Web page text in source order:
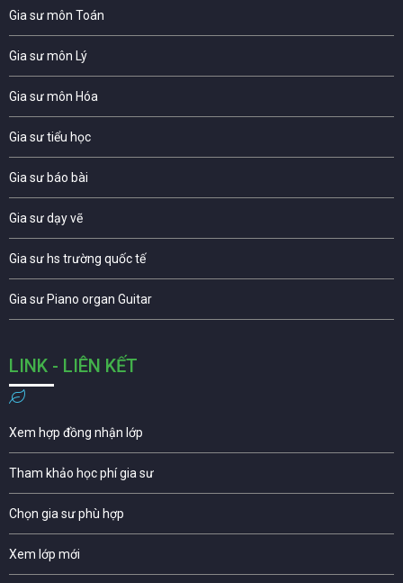
Gia sư môn Toán
Gia sư môn Lý
Gia sư môn Hóa
Gia sư tiểu học
Gia sư báo bài
Gia sư dạy vẽ
Gia sư hs trường quốc tế
Gia sư Piano organ Guitar
LINK - LIÊN KẾT
Xem hợp đồng nhận lớp
Tham khảo học phí gia sư
Chọn gia sư phù hợp
Xem lớp mới